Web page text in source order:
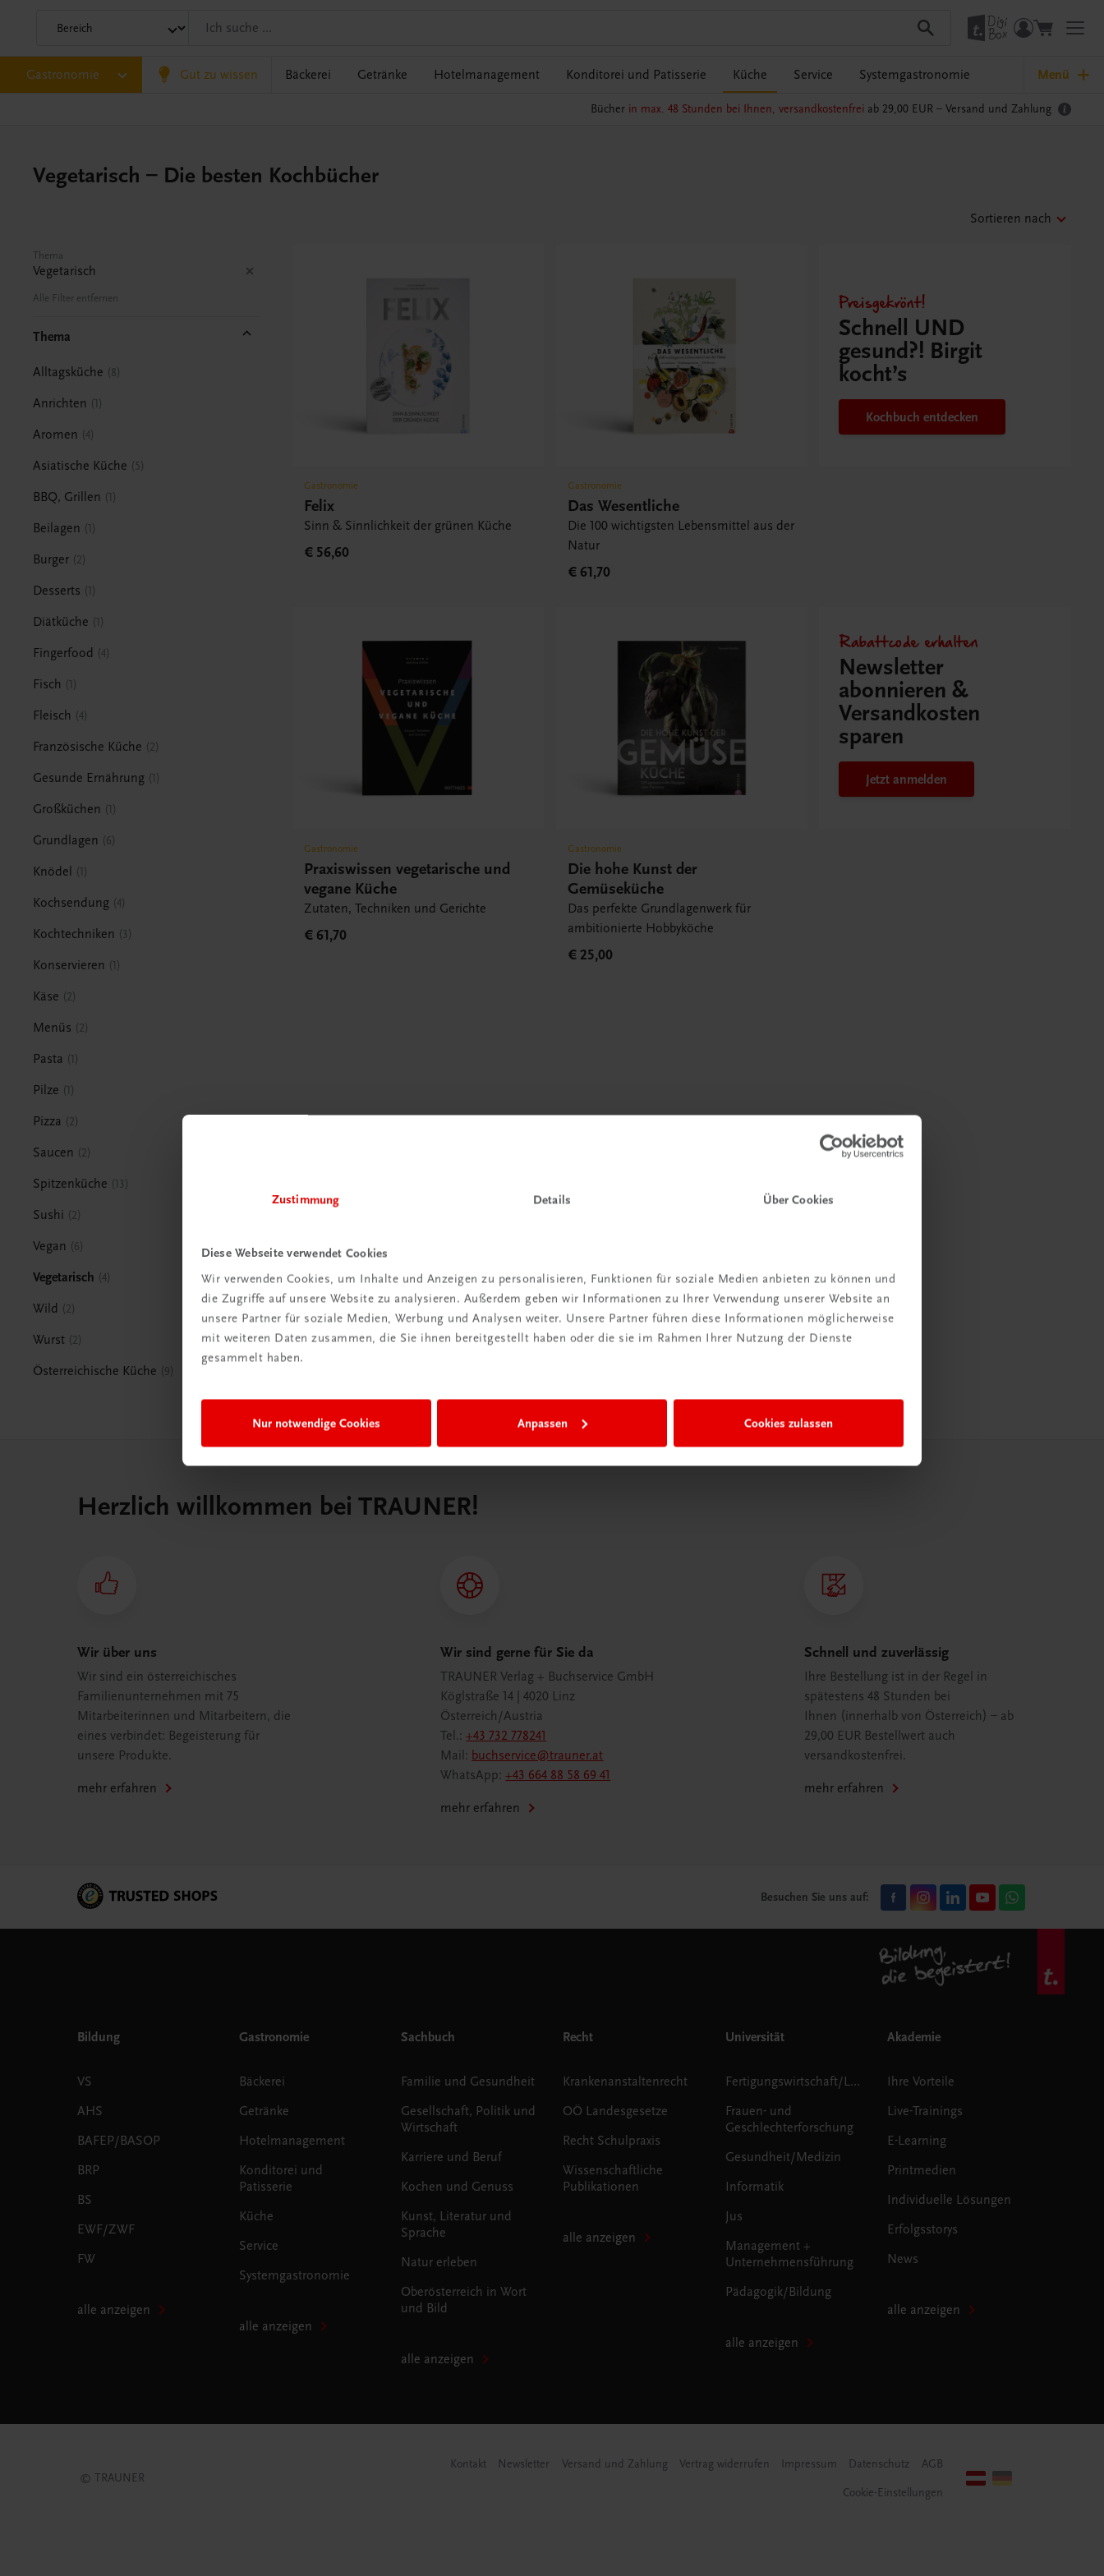
Zustimmung Details Über Cookies
Diese Webseite verwendet Cookies
Wir verwenden Cookies, um Inhalte und Anzeigen zu personalisieren, Funktionen für soziale Medien anbieten zu können und
die Zugriffe auf unsere Website zu analysieren. Außerdem geben wir Informationen zu Ihrer Verwendung unserer Website an
unsere Partner für soziale Medien, Werbung und Analysen weiter. Unsere Partner führen diese Informationen möglicherweise
mit weiteren Daten zusammen, die Sie ihnen bereitgestellt haben oder die sie im Rahmen Ihrer Nutzung der Dienste
gesammelt haben.
Nur notwendige Cookies Anpassen Cookies zulassen
Gastronomie Gut zu wissen Bäckerei Getränke Hotelmanagement Konditorei und Patisserie Küche Service Systemgastronomie Menü
Bücher in max. 48 Stunden bei Ihnen, versandkostenfrei ab 29,00 EUR – Versand und Zahlung
Vegetarisch – Die besten Kochbücher
Sortieren nach
Thema
Vegetarisch
Alle Filter entfernen
Thema
Alltagsküche 8
Anrichten 1
Aromen 4
Asiatische Küche 5
BBQ, Grillen 1
Beilagen 1
Burger 2
Desserts 1
Diätküche 1
Fingerfood 4
Fisch 1
Fleisch 4
Französische Küche 2
Gesunde Ernährung 1
Großküchen 1
Grundlagen 6
Knödel 1
Kochsendung 4
Kochtechniken 3
Konservieren 1
Käse 2
Menüs 2
Pasta 1
Pilze 1
Pizza 2
Saucen 2
Spitzenküche 13
Sushi 2
Vegan 6
Vegetarisch 4
Wild 2
Wurst 2
Österreichische Küche 9
Gastronomie
Felix
Sinn & Sinnlichkeit der grünen Küche
€ 56,60
Gastronomie
Das Wesentliche
Die 100 wichtigsten Lebensmittel aus der
Natur
€ 61,70
Preisgekrönt!
Schnell UND
gesund?! Birgit
kocht’s
Kochbuch entdecken
Gastronomie
Praxiswissen vegetarische und
vegane Küche
Zutaten, Techniken und Gerichte
€ 61,70
Gastronomie
Die hohe Kunst der
Gemüseküche
Das perfekte Grundlagenwerk für
ambitionierte Hobbyköche
€ 25,00
Rabattcode erhalten
Newsletter
abonnieren &
Versandkosten
sparen
Jetzt anmelden
Herzlich willkommen bei TRAUNER!
Wir über uns
Wir sind ein österreichisches
Familienunternehmen mit 75
Mitarbeiterinnen und Mitarbeitern, die
eines verbindet: Begeisterung für
unsere Produkte.
mehr erfahren
Wir sind gerne für Sie da
TRAUNER Verlag + Buchservice GmbH
Köglstraße 14 | 4020 Linz
Österreich/Austria
Tel.:+43 732 778241
Mail: buchservice@trauner.at
WhatsApp:+43 664 88 58 69 41
mehr erfahren
Schnell und zuverlässig
Ihre Bestellung ist in der Regel in
spätestens 48 Stunden bei
Ihnen (innerhalb von Österreich) – ab
29,00 EUR Bestellwert auch
versandkostenfrei.
mehr erfahren
Besuchen Sie uns auf:
Bildung
VS
AHS
BAFEP/BASOP
BRP
BS
EWF/ZWF
FW
alle anzeigen
Gastronomie
Bäckerei
Getränke
Hotelmanagement
Konditorei und
Patisserie
Küche
Service
Systemgastronomie
alle anzeigen
Sachbuch
Familie und Gesundheit
Gesellschaft, Politik und
Wirtschaft
Karriere und Beruf
Kochen und Genuss
Kunst, Literatur und
Sprache
Natur erleben
Oberösterreich in Wort
und Bild
alle anzeigen
Recht
Krankenanstaltenrecht
OÖ Landesgesetze
Recht Schulpraxis
Wissenschaftliche
Publikationen
alle anzeigen
Universität
Fertigungswirtschaft/Logistik
Frauen- und
Geschlechterforschung
Gesundheit/Medizin
Informatik
Jus
Management +
Unternehmensführung
Pädagogik/Bildung
alle anzeigen
Akademie
Ihre Vorteile
Live-Trainings
E-Learning
Printmedien
Individuelle Lösungen
Erfolgsstorys
News
alle anzeigen
© TRAUNER
Kontakt Newsletter Versand und Zahlung Vertrag widerrufen Impressum Datenschutz AGB
Cookie-Einstellungen